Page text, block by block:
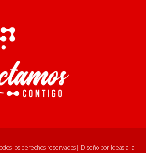
los derechos reservados| Diseño por Ideas a la